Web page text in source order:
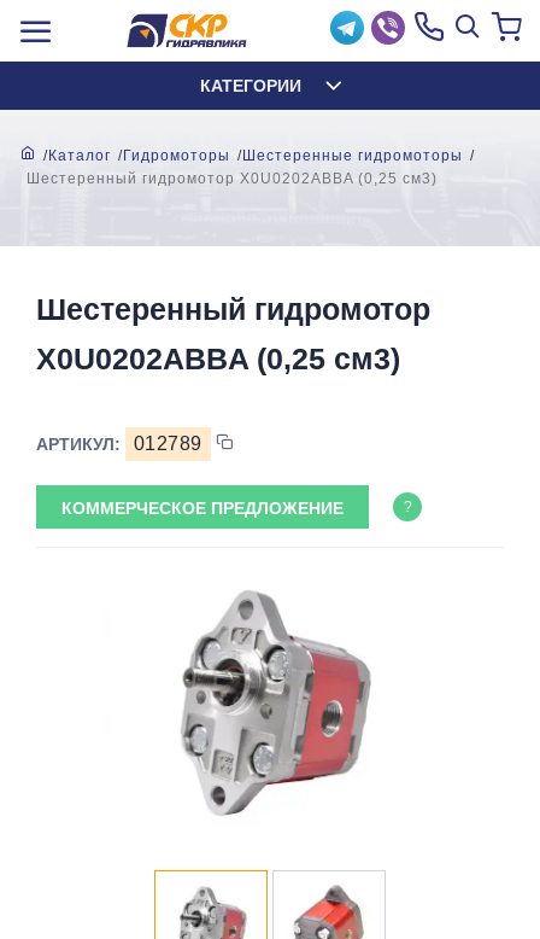
КАТЕГОРИИ
Каталог Гидромоторы
Шестеренные гидромоторы
Шестеренный гидромотор X0U0202ABBA (0,25 см3)
Шестеренный гидромотор
X0U0202ABBA (0,25 см3)
АРТИКУЛ: 012789
КОММЕРЧЕСКОЕ ПРЕДЛОЖЕНИЕ ?